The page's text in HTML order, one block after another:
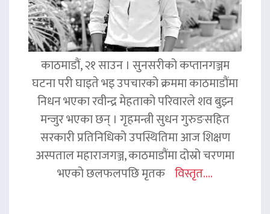
काठमाडौं, २१ साउन । सुनसरीको कप्तानगञ्जम
घटना परी घाइते भइ उपचारको क्रममा काठमाडौंमा
निधन भएका रवीन्द्र मेहताको परिवारले शव बुझ्न
मन्जुर भएका छन् । गृहमन्त्री सुधन गुरुङसहित
सरकारी प्रतिनिधिको उपस्थितिमा आज शिक्षण
अस्पताल महाराजगञ्ज, काठमाडौंमा दोस्रो चरणमा
भएको छलफलपछि मृतक विस्तृत....